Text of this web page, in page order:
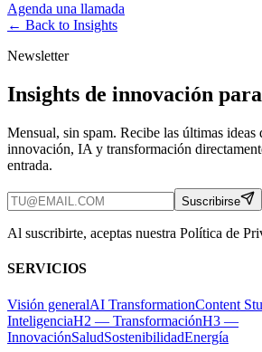
Agenda una llamada
← Back to Insights
Newsletter
Insights de innovación
Mensual, sin spam. Recibe las últimas ideas
innovación, IA y transformación
entrada.
Suscribirse
Al suscribirte, aceptas nuestra Política de
SERVICIOS
Visión generalAI TransformationContent
InteligenciaH2 — TransformaciónH3 —
InnovaciónSaludSostenibilidadEnergía